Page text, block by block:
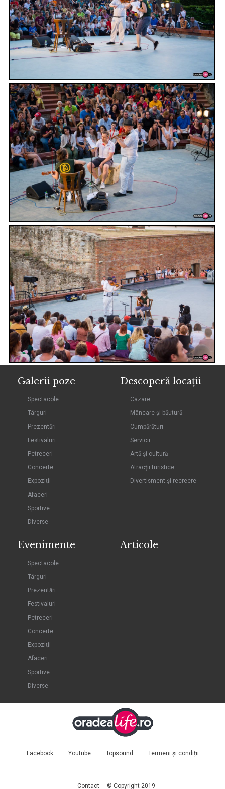
Galerii poze
Spectacole
Târguri
Prezentări
Festivaluri
Petreceri
Concerte
Expoziții
Afaceri
Sportive
Diverse
Descoperă locații
Cazare
Mâncare și băutură
Cumpărături
Servicii
Artă și cultură
Atracții turistice
Divertisment și recreere
Evenimente
Spectacole
Târguri
Prezentări
Festivaluri
Petreceri
Concerte
Expoziții
Afaceri
Sportive
Diverse
Articole
Facebook Youtube Topsound Termeni și condiții
Contact © Copyright 2019